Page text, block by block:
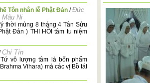
Tôn nhân lễ Phật Đản /Đức
Ni
thời mùng 8 tháng 4 Tân Sửu
Đản ) THI HỒI tâm tu niệm
Chí Tín
vô lượng tâm là bốn phẩm
Vihara) mà các vị Bồ tát